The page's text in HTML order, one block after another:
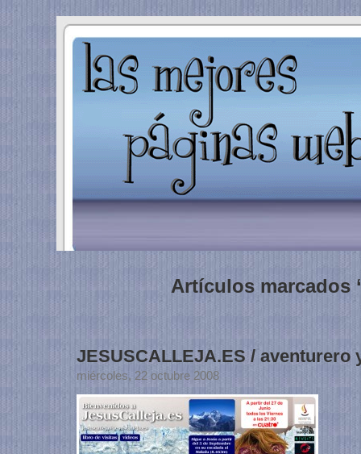
Artículos marcados
JESUSCALLEJA.ES / aventurero
miércoles, 22 octubre 2008